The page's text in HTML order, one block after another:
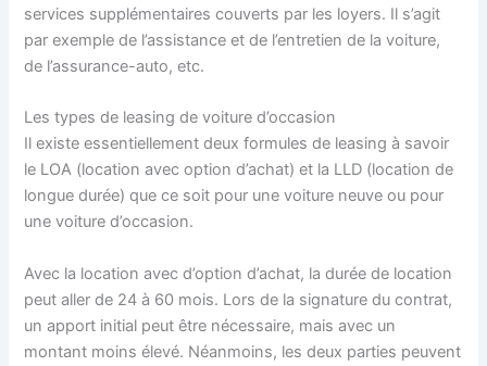
services supplémentaires couverts par les loyers. Il s’agit
par exemple de l’assistance et de l’entretien de la voiture,
de l’assurance-auto, etc.
Les types de leasing de voiture d’occasion
Il existe essentiellement deux formules de leasing à savoir
le LOA (location avec option d’achat) et la LLD (location de
longue durée) que ce soit pour une voiture neuve ou pour
une voiture d’occasion.
Avec la location avec d’option d’achat, la durée de location
peut aller de 24 à 60 mois. Lors de la signature du contrat,
un apport initial peut être nécessaire, mais avec un
montant moins élevé. Néanmoins, les deux parties peuvent